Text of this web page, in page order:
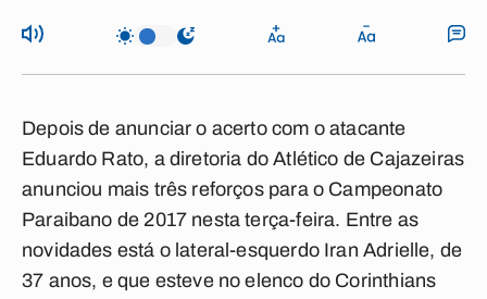
Depois de anunciar o acerto com o atacante
Eduardo Rato, a diretoria do Atlético de Cajazeiras
anunciou mais três reforços para o Campeonato
Paraibano de 2017 nesta terça-feira. Entre as
novidades está o lateral-esquerdo Iran Adrielle, de
37 anos, e que esteve no elenco do Corinthians